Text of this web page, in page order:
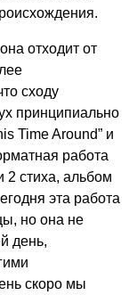
отходит от
сходу
принципиально
TimeAround” и
работа
2 стиха, альбом
эта работа
но она не
день,
скоро мы